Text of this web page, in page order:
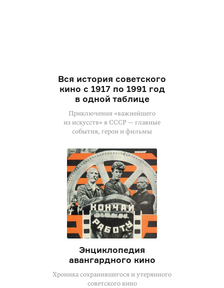
Вся история советского
кино с 1917 по 1991 год
в одной таблице
Приключения «важнейшего
из искусств» в СССР — главные
события, герои и фильмы
Энциклопедия
авангардного кино
Хроника сохранившегося и утерянного
советского кино